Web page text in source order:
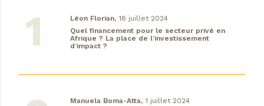
Léon Florian, 18 juillet 2024
Quel financement pour le secteur privé en
Afrique ? La place de l’investissement
d’impact ?
Manuela Boma-Atta, 1 juillet 2024